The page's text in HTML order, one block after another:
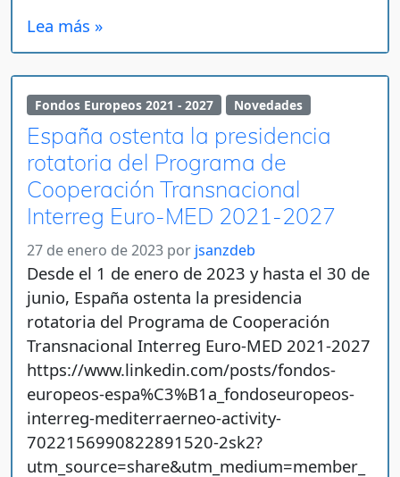
Lea más »
Fondos Europeos 2021 - 2027 Novedades
España ostenta la presidencia
rotatoria del Programa de
Cooperación Transnacional
Interreg Euro-MED 2021-2027
27 de enero de 2023 por jsanzdeb
Desde el 1 de enero de 2023 y hasta el 30 de
junio, España ostenta la presidencia
rotatoria del Programa de Cooperación
Transnacional Interreg Euro-MED 2021-2027
https://www.linkedin.com/posts/fondos-
europeos-espa%C3%B1a_fondoseuropeos-
interreg-mediterraerneo-activity-
7022156990822891520-2sk2?
utm_source=share&utm_medium=member_